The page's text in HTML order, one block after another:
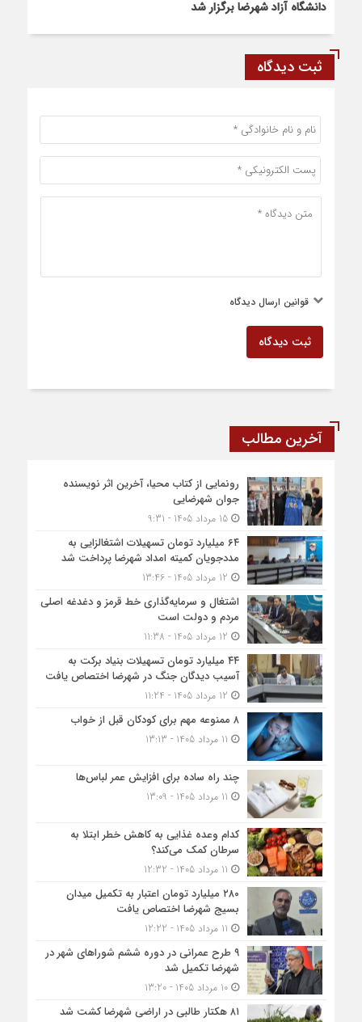
دانشگاه آزاد شهرضا برگزار شد
ثبت دیدگاه
قوانین ارسال دیدگاه
ثبت دیدگاه
آخرین مطالب
رونمایی از کتاب محیا، آخرین اثر نویسنده
جوان شهرضایی
15 مرداد 1405 - 9:31
۶۴ میلیارد تومان تسهیلات اشتغالزایی به
مددجویان کمیته امداد شهرضا پرداخت شد
اشتغال و سرمایه‌گذاری خط قرمز و دغدغه اصلی
مردم و دولت است
۴۴ میلیارد تومان تسهیلات بنیاد برکت به
آسیب دیدگان جنگ در شهرضا اختصاص یافت
۸ ممنوعه مهم برای کودکان قبل از خواب
چند راه ساده برای افزایش عمر لباس‌ها
کدام وعده غذایی به کاهش خطر ابتلا به
سرطان کمک می‌کند؟
۲۸۰ میلیارد تومان اعتبار به تکمیل میدان
بسیج شهرضا اختصاص یافت
۹ طرح عمرانی در دوره ششم شوراهای شهر در
شهرضا تکمیل شد
10 مرداد 1405 - 13:20
۸۱ هکتار طالبی در اراضی شهرضا کشت شد